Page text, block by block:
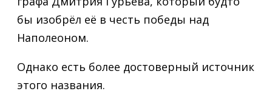
бы изобрёл её в честь победы над
Наполеоном.
Однако есть более достоверный источник
этого названия.